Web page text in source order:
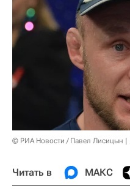
© РИА Новости / Павел Лисицын
Читать в МАКС